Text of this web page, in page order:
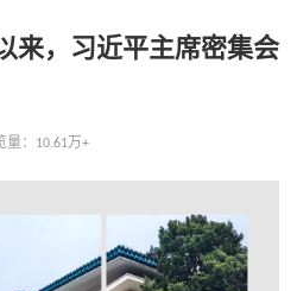
来，习近平主席密集会
量：10.61万+